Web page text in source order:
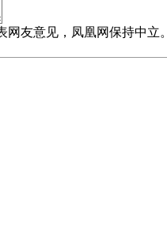
网友意见，凤凰网保持中立。